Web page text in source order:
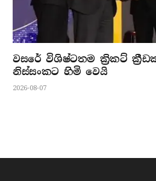
වසරේ විශිෂ්ටතම ක්‍රිකට්
නිස්සංකට හිමි වෙයි
2026-08-07